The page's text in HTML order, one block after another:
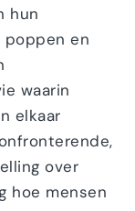
hun
poppen en
waarin
elkaar
over
hoe mensen